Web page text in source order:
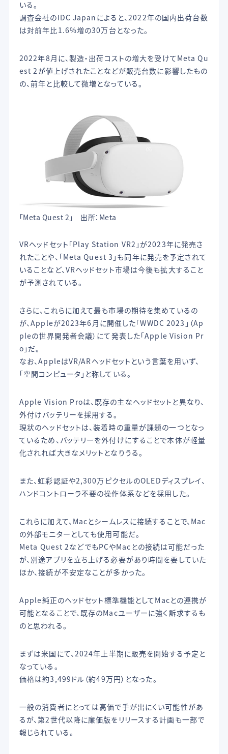
いる。
調査会社のIDC Japanによると、2022年の国内出荷台数
は対前年比1.6%増の30万台となった。
2022年8月に、製造・出荷コストの増大を受けてMeta Qu
est 2が値上げされたことなどが販売台数に影響したもの
の、前年と比較して微増となっている。
「Meta Quest 2」 出所：Meta
VRヘッドセット「Play Station VR2」が2023年に発売さ
れたことや、「Meta Quest 3」も同年に発売を予定されて
いることなど、VRヘッドセット市場は今後も拡大すること
が予測されている。
さらに、これらに加えて最も市場の期待を集めているの
が、Appleが2023年6月に開催した「WWDC 2023」（Ap
pleの世界開発者会議）にて発表した「Apple Vision Pr
o」だ。
なお、AppleはVR/ARヘッドセットという言葉を用いず、
「空間コンピュータ」と称している。
Apple Vision Proは、既存の主なヘッドセットと異なり、
外付けバッテリーを採用する。
現状のヘッドセットは、装着時の重量が課題の一つとなっ
ているため、バッテリーを外付けにすることで本体が軽量
化されれば大きなメリットとなりうる。
また、虹彩認証や2,300万ピクセルのOLEDディスプレイ、
ハンドコントローラ不要の操作体系などを採用した。
これらに加えて、Macとシームレスに接続することで、Mac
の外部モニターとしても使用可能だ。
Meta Quest 2などでもPCやMacとの接続は可能だった
が、別途アプリを立ち上げる必要があり時間を要していた
ほか、接続が不安定なことが多かった。
Apple純正のヘッドセット標準機能としてMacとの連携が
可能となることで、既存のMacユーザーに強く訴求するも
のと思われる。
まずは米国にて、2024年上半期に販売を開始する予定と
なっている。
価格は約3,499ドル（約49万円）となった。
一般の消費者にとっては高価で手が出にくい可能性があ
るが、第2世代以降に廉価版をリリースする計画も一部で
報じられている。